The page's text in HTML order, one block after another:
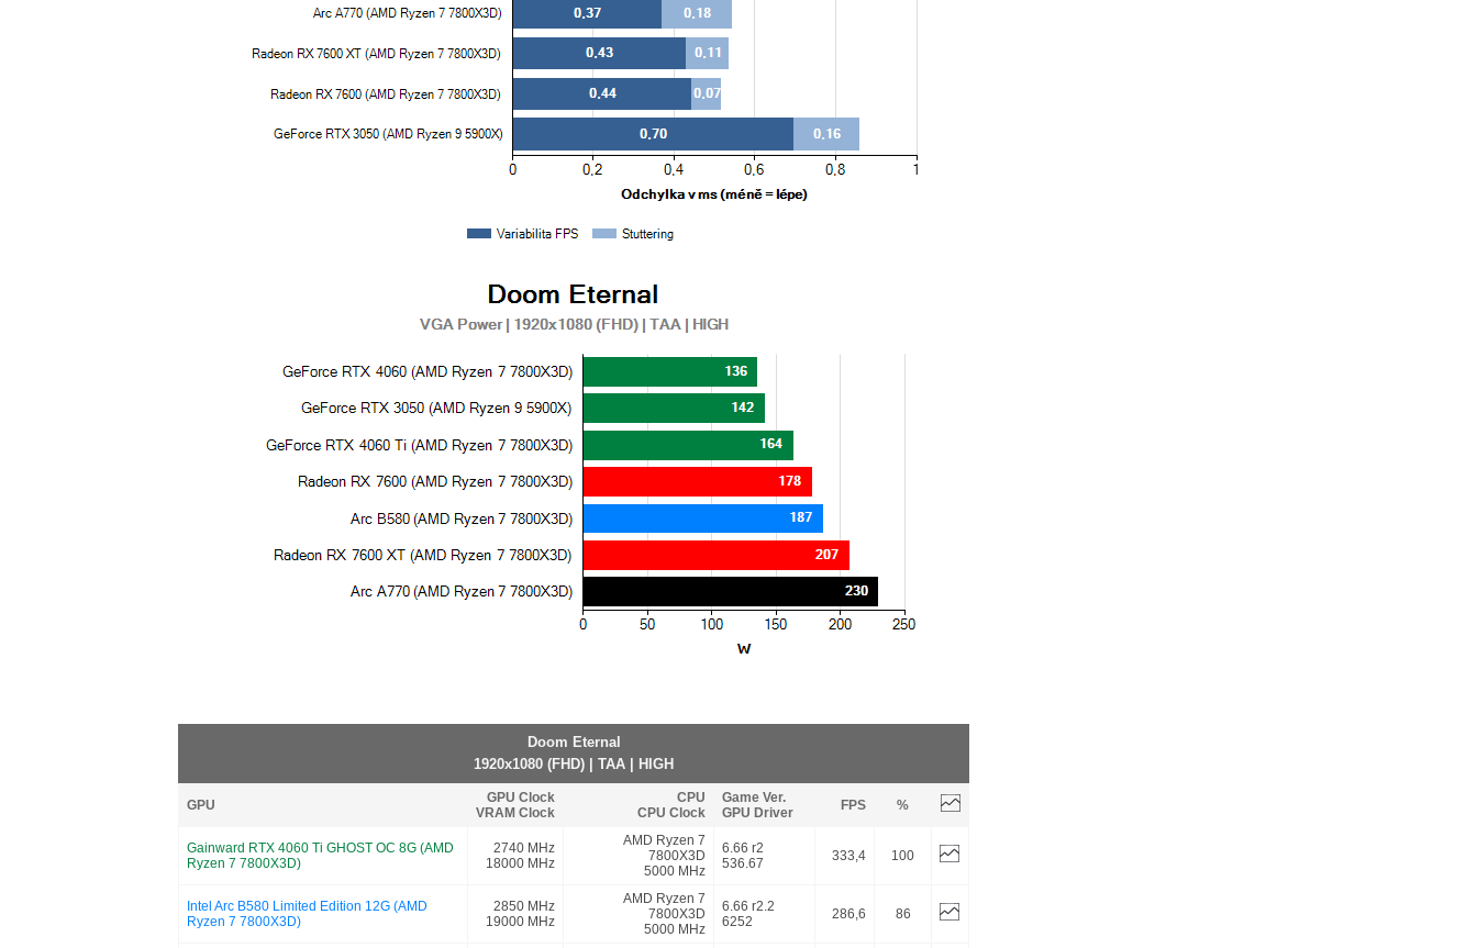
Doom Eternal
1920x1080 (FHD) | TAA | HIGH
GPU
GPU Clock
VRAM Clock
CPU
CPU Clock
Game Ver.
GPU Driver
FPS %
Gainward RTX 4060 Ti GHOST OC 8G (AMD
Ryzen 7 7800X3D)
2740 MHz
18000 MHz
AMD Ryzen 7
7800X3D
5000 MHz
6.66 r2
536.67
333,4 100
Intel Arc B580 Limited Edition 12G (AMD
Ryzen 7 7800X3D)
2850 MHz
19000 MHz
AMD Ryzen 7
7800X3D
5000 MHz
6.66 r2.2
6252
286,6 86